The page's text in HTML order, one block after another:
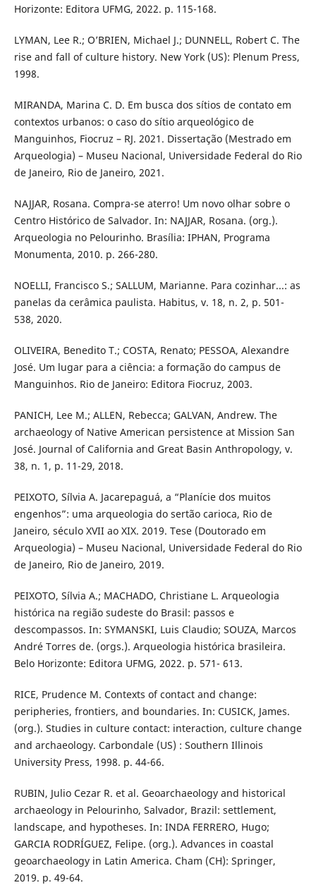
Horizonte: Editora UFMG, 2022. p. 115-168.
LYMAN, Lee R.; O’BRIEN, Michael J.; DUNNELL, Robert C. The
rise and fall of culture history. New York (US): Plenum Press,
1998.
MIRANDA, Marina C. D. Em busca dos sítios de contato em
contextos urbanos: o caso do sítio arqueológico de
Manguinhos, Fiocruz – RJ. 2021. Dissertação (Mestrado em
Arqueologia) – Museu Nacional, Universidade Federal do Rio
de Janeiro, Rio de Janeiro, 2021.
NAJJAR, Rosana. Compra-se aterro! Um novo olhar sobre o
Centro Histórico de Salvador. In: NAJJAR, Rosana. (org.).
Arqueologia no Pelourinho. Brasília: IPHAN, Programa
Monumenta, 2010. p. 266-280.
NOELLI, Francisco S.; SALLUM, Marianne. Para cozinhar...: as
panelas da cerâmica paulista. Habitus, v. 18, n. 2, p. 501-
538, 2020.
OLIVEIRA, Benedito T.; COSTA, Renato; PESSOA, Alexandre
José. Um lugar para a ciência: a formação do campus de
Manguinhos. Rio de Janeiro: Editora Fiocruz, 2003.
PANICH, Lee M.; ALLEN, Rebecca; GALVAN, Andrew. The
archaeology of Native American persistence at Mission San
José. Journal of California and Great Basin Anthropology, v.
38, n. 1, p. 11-29, 2018.
PEIXOTO, Sílvia A. Jacarepaguá, a “Planície dos muitos
engenhos”: uma arqueologia do sertão carioca, Rio de
Janeiro, século XVII ao XIX. 2019. Tese (Doutorado em
Arqueologia) – Museu Nacional, Universidade Federal do Rio
de Janeiro, Rio de Janeiro, 2019.
PEIXOTO, Sílvia A.; MACHADO, Christiane L. Arqueologia
histórica na região sudeste do Brasil: passos e
descompassos. In: SYMANSKI, Luis Claudio; SOUZA, Marcos
André Torres de. (orgs.). Arqueologia histórica brasileira.
Belo Horizonte: Editora UFMG, 2022. p. 571- 613.
RICE, Prudence M. Contexts of contact and change:
peripheries, frontiers, and boundaries. In: CUSICK, James.
(org.). Studies in culture contact: interaction, culture change
and archaeology. Carbondale (US) : Southern Illinois
University Press, 1998. p. 44-66.
RUBIN, Julio Cezar R. et al. Geoarchaeology and historical
archaeology in Pelourinho, Salvador, Brazil: settlement,
landscape, and hypotheses. In: INDA FERRERO, Hugo;
GARCIA RODRÍGUEZ, Felipe. (org.). Advances in coastal
geoarchaeology in Latin America. Cham (CH): Springer,
2019. p. 49-64.